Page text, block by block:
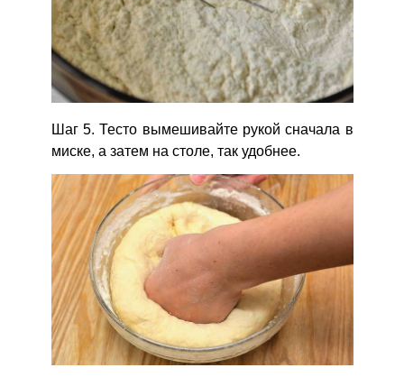
Шаг 5. Тесто вымешивайте рукой сначала в
миске, а затем на столе, так удобнее.